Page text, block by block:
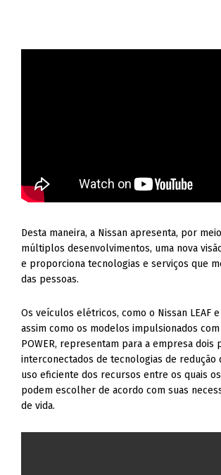
Desta maneira, a Nissan apresenta, por
múltiplos desenvolvimentos, uma nova
e proporciona tecnologias e serviços que
das pessoas.
Os veículos elétricos, como o Nissan LEAF e
assim como os modelos impulsionados
POWER, representam para a empresa dois
interconectados de tecnologias de redução
uso eficiente dos recursos entre os quais
podem escolher de acordo com suas
de vida.